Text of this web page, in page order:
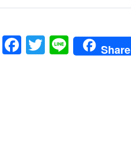
Facebook
Twitter
LineShare